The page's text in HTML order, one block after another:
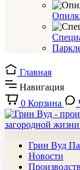
Главная
Навигация
0 Корзина
Грин Вуд
Новости